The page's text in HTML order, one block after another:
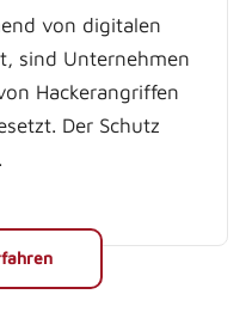
von digitalen
sind Unternehmen
Hackerangriffen
Der Schutz